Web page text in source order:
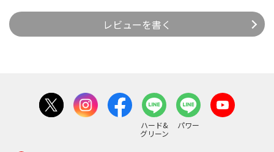
レビューを書く
ハード&
グリーン
パワー